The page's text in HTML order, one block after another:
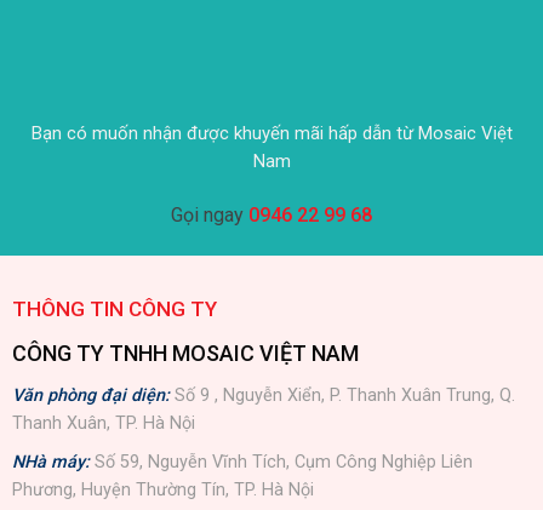
Bạn có muốn nhận được khuyến mãi hấp dẫn từ Mosaic Việt
Nam
Gọi ngay 0946 22 99 68
THÔNG TIN CÔNG TY
CÔNG TY TNHH MOSAIC VIỆT NAM
Văn phòng đại diện:Số 9 , Nguyễn Xiển, P. Thanh Xuân Trung, Q.
Thanh Xuân, TP. Hà Nội
NHà máy: Số 59, Nguyễn Vĩnh Tích, Cụm Công Nghiệp Liên
Phương, Huyện Thường Tín, TP. Hà Nội